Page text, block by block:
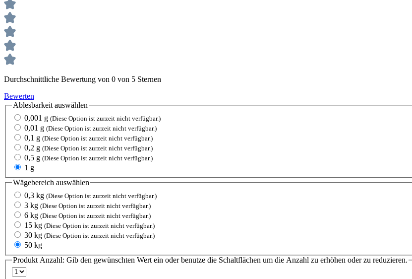
Durchschnittliche Bewertung von 0 von 5 Sternen
Bewerten
Ablesbarkeitauswählen
0,001 g (Diese Option ist zurzeit nicht verfügbar.)
0,01 g (Diese Option ist zurzeit nicht verfügbar.)
0,1 g (Diese Option ist zurzeit nicht verfügbar.)
0,2 g (Diese Option ist zurzeit nicht verfügbar.)
0,5 g (Diese Option ist zurzeit nicht verfügbar.)
1 g
Wägebereich auswählen
0,3 kg (Diese Option ist zurzeit nicht verfügbar.)
3 kg (Diese Option ist zurzeit nicht verfügbar.)
6 kg (Diese Option ist zurzeit nicht verfügbar.)
15 kg (Diese Option ist zurzeit nicht verfügbar.)
30 kg (Diese Option ist zurzeit nicht verfügbar.)
50 kg
Produkt Anzahl: Gib den gewünschten Wert ein oder benutze die Schaltflächen um die Anzahl zu erhöhen oder zu reduzieren.